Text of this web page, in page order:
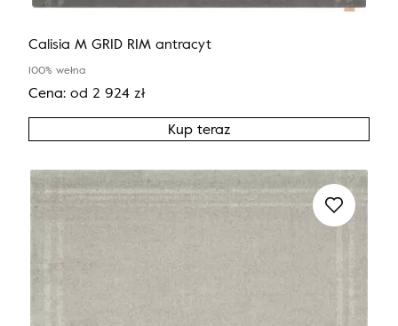
Calisia M GRID RIM antracyt
100% wełna
Cena: od 2 924 zł
Kup teraz